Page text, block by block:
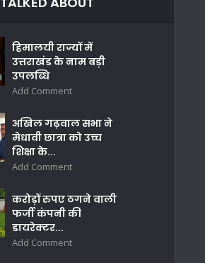
हिमालयी राज्यों में
उत्तराखंड के नाम बड़ी
उपलब्धि
Add Comment
अखिल गढ़वाल सभा ने
मेधावी छात्रा को उच्च
शिक्षा के...
Add Comment
करोड़ों रुपए ठगने वाली
फर्जी कंपनी की
डायरेक्टर...
Add Comment